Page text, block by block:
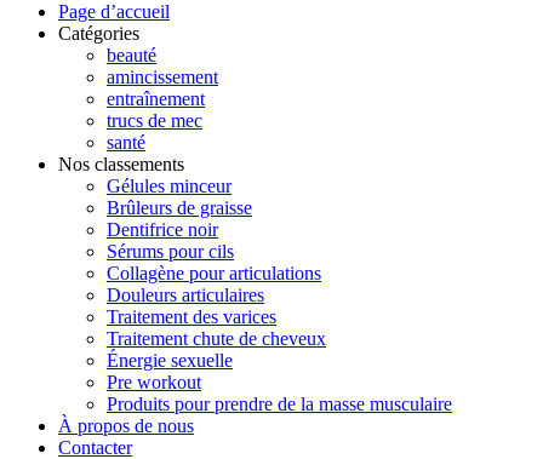
Page d’accueil
Catégories
beauté
amincissement
entraînement
trucs de mec
santé
Nos classements
Gélules minceur
Brûleurs de graisse
Dentifrice noir
Sérums pour cils
Collagène pour articulations
Douleurs articulaires
Traitement des varices
Traitement chute de cheveux
Énergie sexuelle
Pre workout
Produits pour prendre de la masse musculaire
À propos de nous
Contacter